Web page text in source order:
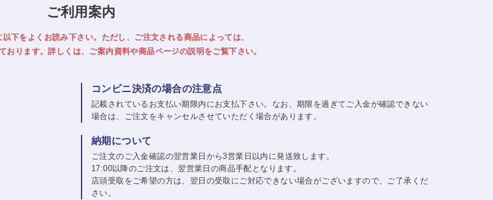
ご利用案内
下をよくお読み下さい。 ただし、ご注文される商品によっては、
おります。詳しくは、ご案内資料や商品ページの説明をご覧下さい。
コンビニ決済の場合の注意点
記載されているお支払い期限内にお支払下さい。なお、期限を過ぎてご入金が確認できない
場合は、ご注文をキャンセルさせていただく場合があります。
納期について
ご注文のご入金確認の翌営業日から3営業日以内に発送致します。
17:00以降のご注文は、翌営業日の商品手配となります。
店頭受取をご希望の方は、翌日の受取にご対応できない場合がございますので、ご了承くだ
さい。